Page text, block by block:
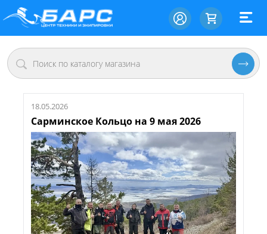
18.05.2026
Сарминское Кольцо на 9 мая 2026